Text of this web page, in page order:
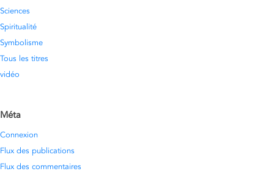
Sciences
Spiritualité
Symbolisme
Tous les titres
vidéo
Méta
Connexion
Flux des publications
Flux des commentaires